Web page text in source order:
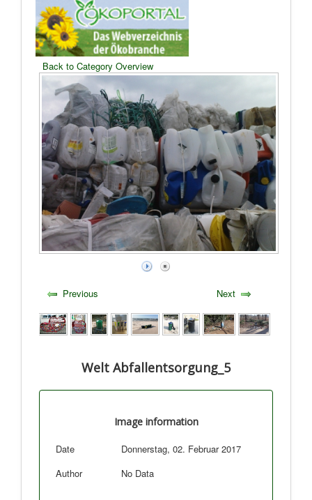
Back to Category Overview
Previous Next
Welt Abfallentsorgung_5
Image information
Date
Donnerstag, 02. Februar 2017
Author
No Data